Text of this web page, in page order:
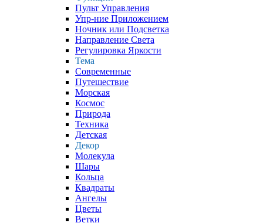
Пульт Управления
Упр-ние Приложением
Ночник или Подсветка
Направление Света
Регулировка Яркости
Тема
Современные
Путешествие
Морская
Космос
Природа
Техника
Детская
Декор
Молекула
Шары
Кольца
Квадраты
Ангелы
Цветы
Ветки